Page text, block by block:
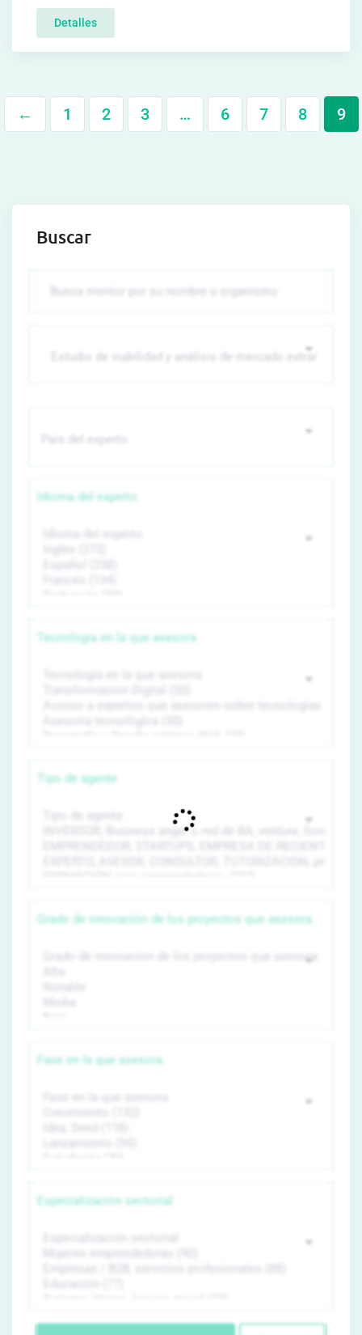
Detalles
← 1 2 3 … 6 7 8 9
Buscar
Idioma del experto
Tecnología en la que asesora
Tipo de agente
Grado de innovación de los proyectos que asesora
Fase en la que asesora
Especialización sectorial